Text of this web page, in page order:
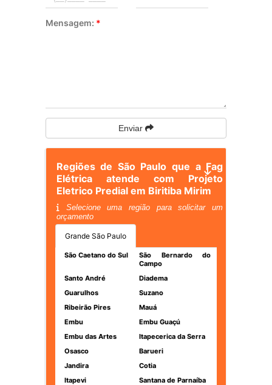
Mensagem: *
Enviar
Regiões de São Paulo que a Fag
Elétrica atende com Projeto
Eletrico Predial em Biritiba Mirim
Selecione uma região para solicitar um
orçamento
Grande São Paulo
São Caetano do Sul
São Bernardo do
Campo
Santo André
Diadema
Guarulhos
Suzano
Ribeirão Pires
Mauá
Embu
Embu Guaçú
Embu das Artes
Itapecerica da Serra
Osasco
Barueri
Jandira
Cotia
Itapevi
Santana de Parnaíba